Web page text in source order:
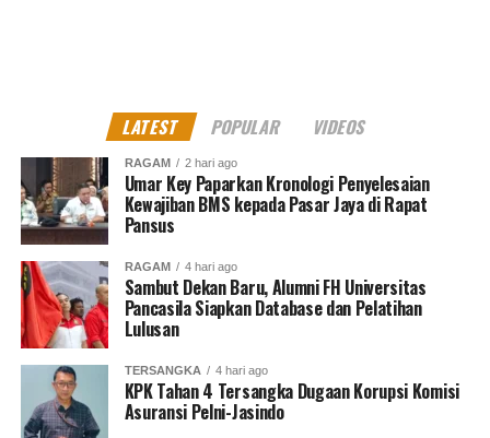
hasil tindak pidana.
Majelis hakim juga mempertimbangkan
keberlangsungan usaha perusahaan dan nasib para
pekerja yang masih menggantungkan penghidupan pada
perusahaan tersebut.
Dengan putusan ini, PT Acset Indonusa selaku anak
usaha Astra group tersebut menjadi korporasi yang
dinyatakan bersalah dalam perkara korupsi proyek
pembangunan Tol Layang MBZ yang sebelumnya
menyeret sejumlah pihak terkait pelaksanaan proyek
strategis nasional tersebut. *** ( Red –
LATEST POPULAR VIDEOS
RAGAM 2 hari ago
Umar Key Paparkan Kronologi Penyelesaian
Kewajiban BMS kepada Pasar Jaya di Rapat
Pansus
RAGAM 4 hari ago
Sambut Dekan Baru, Alumni FH Universitas
Pancasila Siapkan Database dan Pelatihan
Lulusan
TERSANGKA 4 hari ago
KPK Tahan 4 Tersangka Dugaan Korupsi Komisi
Asuransi Pelni-Jasindo